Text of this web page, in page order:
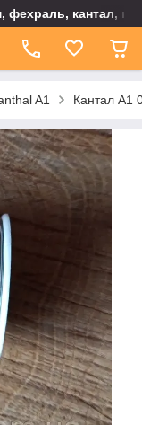
фехраль, кантал,
A1 Кантал А1